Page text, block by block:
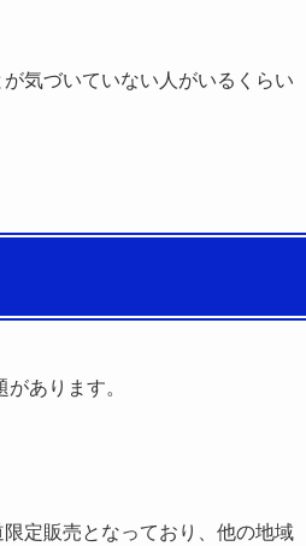
気づいていない人がいるくらい
あります。
定販売となっており、他の地域